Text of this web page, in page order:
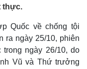
thực.
Quốc về chống tội
ra ngày 25/10, phiên
ngày 26/10, do
Vũ và Thứ trưởng